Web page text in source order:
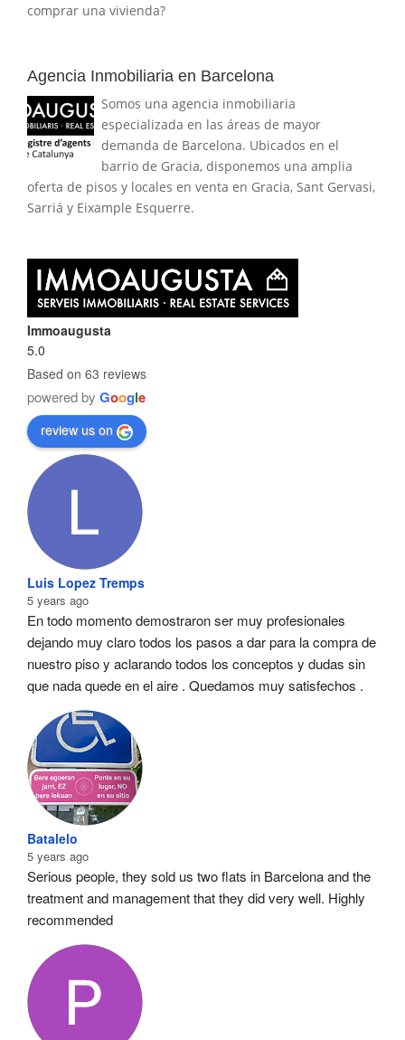
comprar una vivienda?
Agencia Inmobiliaria en Barcelona
Somos una agencia inmobiliaria
especializada en las áreas de mayor
demanda de Barcelona. Ubicados en el
barrio de Gracia, disponemos una amplia
oferta de pisos y locales en venta en Gracia, Sant Gervasi,
Sarriá y Eixample Esquerre.
Immoaugusta
5.0
Based on 63 reviews
powered by Google
review us on
Luis Lopez Tremps
5 years ago
En todo momento demostraron ser muy profesionales
dejando muy claro todos los pasos a dar para la compra de
nuestro piso y aclarando todos los conceptos y dudas sin
que nada quede en el aire . Quedamos muy satisfechos .
Batalelo
5 years ago
Serious people, they sold us two flats in Barcelona and the
treatment and management that they did very well. Highly
recommended